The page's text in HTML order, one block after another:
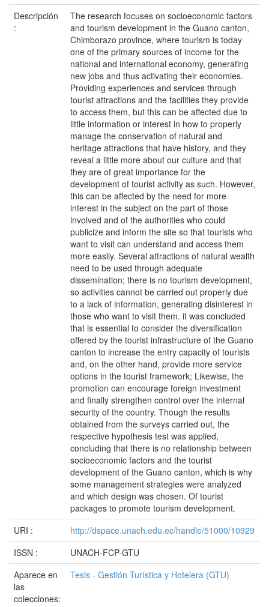
Descripción
:
The research focuses on socioeconomic factors
and tourism development in the Guano canton,
Chimborazo province, where tourism is today
one of the primary sources of income for the
national and international economy, generating
new jobs and thus activating their economies.
Providing experiences and services through
tourist attractions and the facilities they provide
to access them, but this can be affected due to
little information or interest in how to properly
manage the conservation of natural and
heritage attractions that have history, and they
reveal a little more about our culture and that
they are of great importance for the
development of tourist activity as such. However,
this can be affected by the need for more
interest in the subject on the part of those
involved and of the authorities who could
publicize and inform the site so that tourists who
want to visit can understand and access them
more easily. Several attractions of natural wealth
need to be used through adequate
dissemination; there is no tourism development,
so activities cannot be carried out properly due
to a lack of information, generating disinterest in
those who want to visit them. it was concluded
that is essential to consider the diversification
offered by the tourist infrastructure of the Guano
canton to increase the entry capacity of tourists
and, on the other hand, provide more service
options in the tourist framework; Likewise, the
promotion can encourage foreign investment
and finally strengthen control over the internal
security of the country. Though the results
obtained from the surveys carried out, the
respective hypothesis test was applied,
concluding that there is no relationship between
socioeconomic factors and the tourist
development of the Guano canton, which is why
some management strategies were analyzed
and which design was chosen. Of tourist
packages to promote tourism development.
URI :
http://dspace.unach.edu.ec/handle/51000/10929
ISSN :
UNACH-FCP-GTU
Aparece en
las
colecciones:
Tesis - Gestión Turística y Hotelera (GTU)